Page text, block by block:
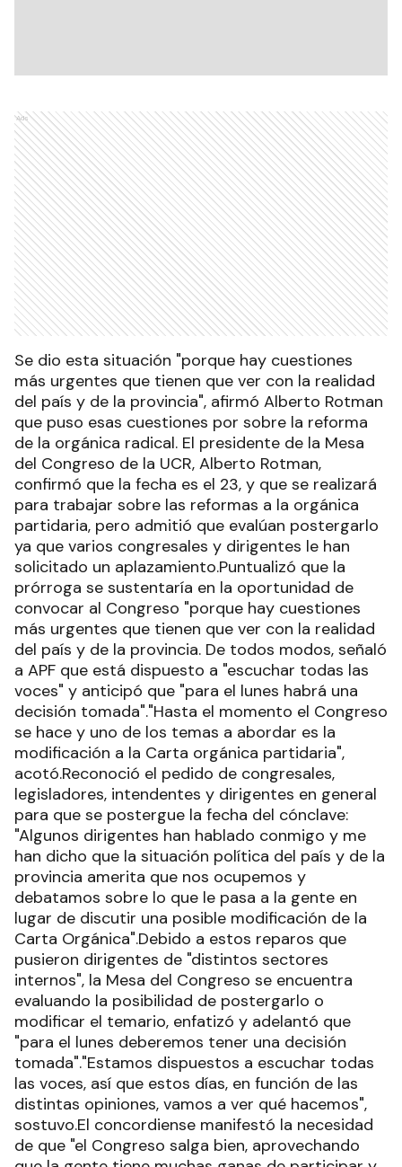
Ads
Se dio esta situación "porque hay cuestiones
más urgentes que tienen que ver con la realidad
del país y de la provincia", afirmó Alberto Rotman
que puso esas cuestiones por sobre la reforma
de la orgánica radical. El presidente de la Mesa
del Congreso de la UCR, Alberto Rotman,
confirmó que la fecha es el 23, y que se realizará
para trabajar sobre las reformas a la orgánica
partidaria, pero admitió que evalúan postergarlo
ya que varios congresales y dirigentes le han
solicitado un aplazamiento.Puntualizó que la
prórroga se sustentaría en la oportunidad de
convocar al Congreso "porque hay cuestiones
más urgentes que tienen que ver con la realidad
del país y de la provincia. De todos modos, señaló
a APF que está dispuesto a "escuchar todas las
voces" y anticipó que "para el lunes habrá una
decisión tomada"."Hasta el momento el Congreso
se hace y uno de los temas a abordar es la
modificación a la Carta orgánica partidaria",
acotó.Reconoció el pedido de congresales,
legisladores, intendentes y dirigentes en general
para que se postergue la fecha del cónclave:
"Algunos dirigentes han hablado conmigo y me
han dicho que la situación política del país y de la
provincia amerita que nos ocupemos y
debatamos sobre lo que le pasa a la gente en
lugar de discutir una posible modificación de la
Carta Orgánica".Debido a estos reparos que
pusieron dirigentes de "distintos sectores
internos", la Mesa del Congreso se encuentra
evaluando la posibilidad de postergarlo o
modificar el temario, enfatizó y adelantó que
"para el lunes deberemos tener una decisión
tomada"."Estamos dispuestos a escuchar todas
las voces, así que estos días, en función de las
distintas opiniones, vamos a ver qué hacemos",
sostuvo.El concordiense manifestó la necesidad
de que "el Congreso salga bien, aprovechando